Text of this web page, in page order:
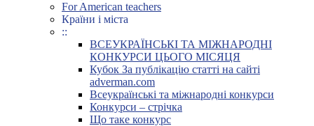
For American teachers
Країни і міста
::
ВСЕУКРАЇНСЬКІ ТА МІЖНАРОДНІ
КОНКУРСИ ЦЬОГО МІСЯЦЯ
Кубок За публікацію статті на сайті
adverman.com
Всеукраїнські та міжнародні конкурси
Конкурси – стрічка
Що таке конкурс